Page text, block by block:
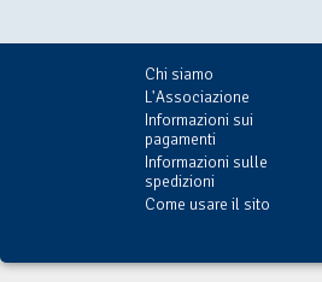
Chi siamo
L'Associazione
Informazioni sui
pagamenti
Informazioni sulle
spedizioni
Come usare il sito